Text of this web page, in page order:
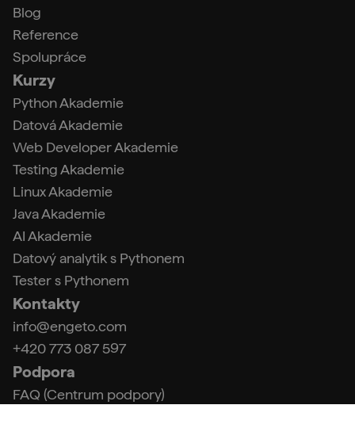
Blog
Reference
Spolupráce
Kurzy
Python Akademie
Datová Akademie
Web Developer Akademie
Testing Akademie
Linux Akademie
Java Akademie
AI Akademie
Datový analytik s Pythonem
Tester s Pythonem
Kontakty
info@engeto.com
+420 773 087 597
Podpora
FAQ (Centrum podpory)